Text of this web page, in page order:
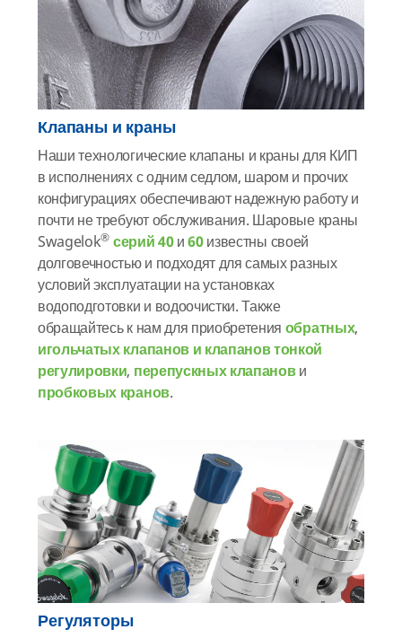
Клапаны и краны
Наши технологические клапаны и краны для КИП
в исполнениях с одним седлом, шаром и прочих
конфигурациях обеспечивают надежную работу и
почти не требуют обслуживания. Шаровые краны
Swagelok® серий 40и60известны своей
долговечностью и подходят для самых разных
условий эксплуатации на установках
водоподготовки и водоочистки. Также
обращайтесь к нам для приобретения обратных,
игольчатых клапанов и клапанов тонкой
регулировки, перепускных клапанови
пробковых кранов.
Регуляторы